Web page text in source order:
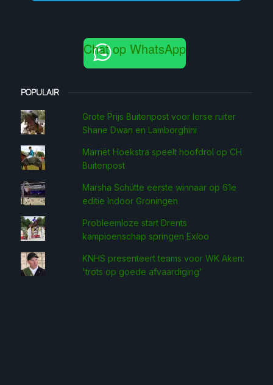
Chat op WhatsApp
POPULAIR
Grote Prijs Buitenpost voor Ierse ruiter
Shane Dwan en Lamborghini
Marriët Hoekstra speelt hoofdrol op CH
Buitenpost
Marsha Schütte eerste win­naar op 61e
editie Indoor Groningen
Probleemloze start Drents
kampioenschap springen Exloo
KNHS presenteert teams voor WK Aken:
'trots op goede afvaardiging'